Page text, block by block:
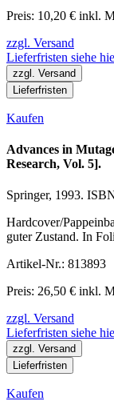
Preis: 10,20 € inkl.
zzgl. Versand
Lieferfristen siehe
zzgl. Versand
Lieferfristen
Kaufen
Advances in
Research, Vol. 5].
Springer, 1993.
Hardcover/
guter Zustand. In
Artikel-Nr.: 813893
Preis: 26,50 € inkl.
zzgl. Versand
Lieferfristen siehe
zzgl. Versand
Lieferfristen
Kaufen